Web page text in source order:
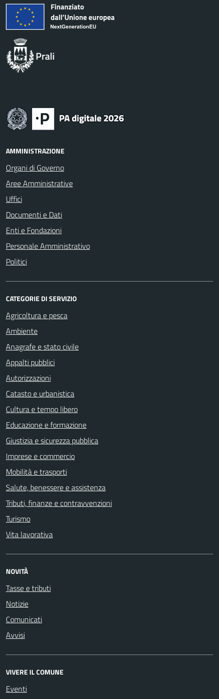
Prali
AMMINISTRAZIONE
Organi di Governo
Aree Amministrative
Uffici
Documenti e Dati
Enti e Fondazioni
Personale Amministrativo
Politici
CATEGORIE DI SERVIZIO
Agricoltura e pesca
Ambiente
Anagrafe e stato civile
Appalti pubblici
Autorizzazioni
Catasto e urbanistica
Cultura e tempo libero
Educazione e formazione
Giustizia e sicurezza pubblica
Imprese e commercio
Mobilità e trasporti
Salute, benessere e assistenza
Tributi, finanze e contravvenzioni
Turismo
Vita lavorativa
NOVITÀ
Tasse e tributi
Notizie
Comunicati
Avvisi
VIVERE IL COMUNE
Eventi